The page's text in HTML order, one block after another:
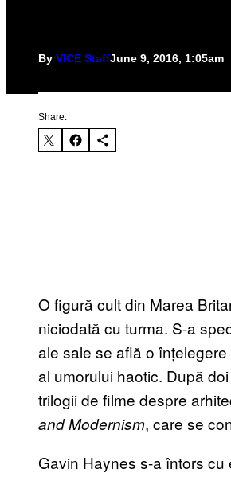
By VICE StaffJune 9, 2016, 1:05am
Share:
O figură cult din Marea
niciodată cu turma. S-a
ale sale se află o
al umorului haotic. După
trilogii de filme despre
and Modernism, care se
Gavin Haynes s-a întors